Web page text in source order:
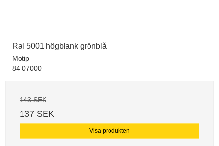
Ral 5001 högblank grönblå
Motip
84 07000
143 SEK
137 SEK
Visa produkten